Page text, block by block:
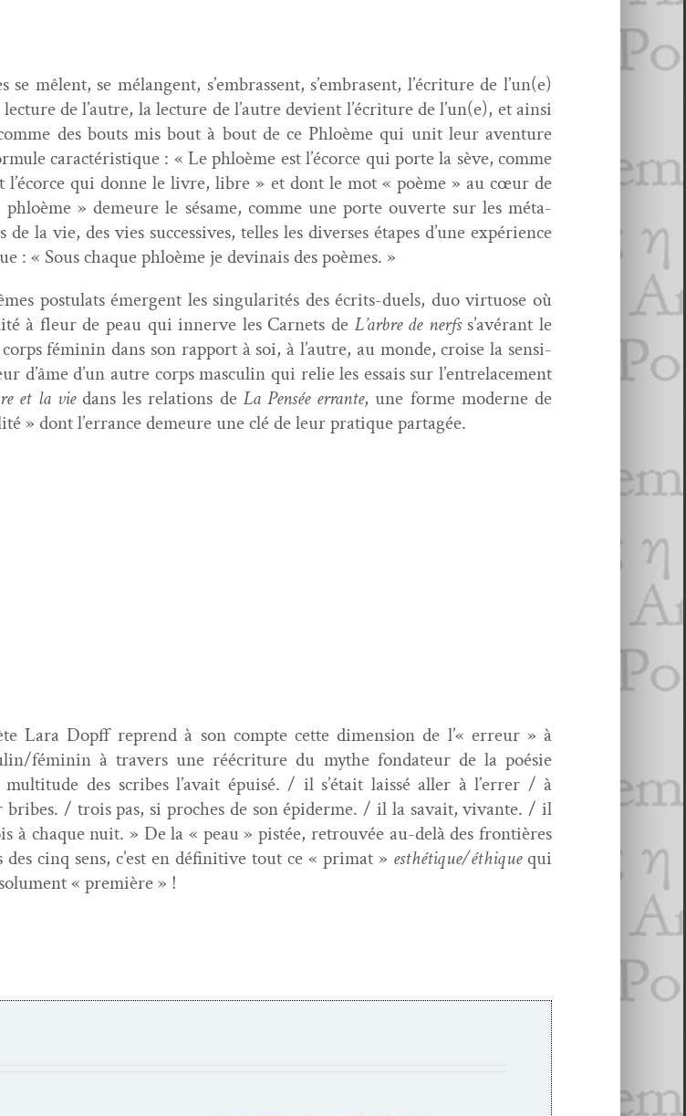
se mêlent, se mélan­gent, s’embrassent, s’embrasent, l’écriture de l’un(e)
de l’autre, la lec­ture de l’autre devient l’écriture de l’un(e), et ain­si
des bouts mis bout à bout de ce Phloème qui unit leur aven­ture
car­ac­téris­tique : « Le phloème est l’écorce qui porte la sève, comme
l’écorce qui donne le livre, libre » et dont le mot « poème » au cœur de
» demeure le sésame, comme une porte ouverte sur les méta­
de la vie, des vies suc­ces­sives, telles les divers­es étapes d’une expéri­ence
: « Sous chaque phloème je dev­inais des poèmes. »
pos­tu­lats émer­gent les sin­gu­lar­ités des écrits-duels, duo vir­tu­ose où
à fleur de peau qui innerve les Car­nets de L’arbre de nerfss’avérant le
féminin dans son rap­port à soi, à l’autre, au monde, croise la sen­si­
d’âme d’un autre corps mas­culin qui relie les essais sur l’entrelacement
et la viedans les rela­tions de La Pen­sée errante, une forme mod­erne de
» dont l’errance demeure une clé de leur pra­tique partagée.
Lara Dopff reprend à son compte cette dimen­sion de l’« erreur » à
féminin à tra­vers une réécri­t­ure du mythe fon­da­teur de la poésie
des scribes l’avait épuisé. / il s’était lais­sé aller à l’errer / à
/ trois pas, si proches de son épi­derme. / il la savait, vivante. / il
à chaque nuit. » De la « peau » pistée, retrou­vée au-delà des fron­tières
cinq sens, c’est en défini­tive tout ce « pri­mat » esthétique/éthiquequi
« première » !